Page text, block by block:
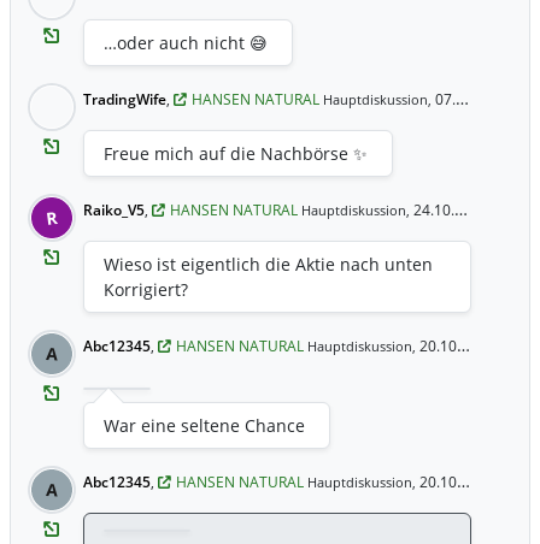
…oder auch nicht 😅
TradingWife, HANSEN NATURAL Hauptdiskussion, 07.11.2024 21:41 Uhr
Freue mich auf die Nachbörse ✨
R Raiko_V5, HANSEN NATURAL Hauptdiskussion, 24.10.2024 9:42 Uhr
Wieso ist eigentlich die Aktie nach unten
Korrigiert?
A Abc12345, HANSEN NATURAL Hauptdiskussion, 20.10.2024 11:49 Uhr
War eine seltene Chance
A Abc12345, HANSEN NATURAL Hauptdiskussion, 20.10.2024 11:47 Uhr